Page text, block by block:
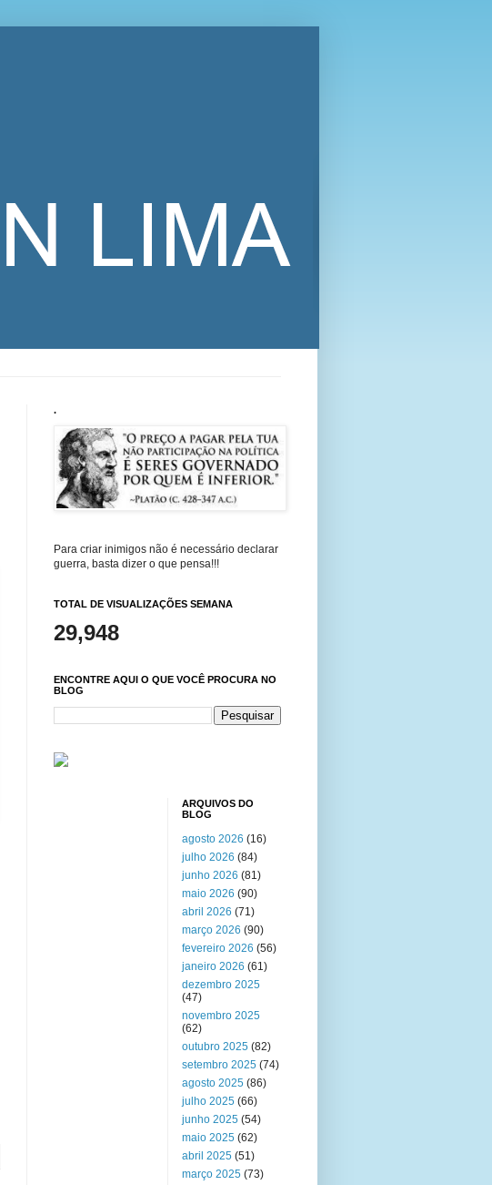
.
Para criar inimigos não é necessário declarar
guerra, basta dizer o que pensa!!!
TOTAL DE VISUALIZAÇÕES SEMANA
29,948
ENCONTRE AQUI O QUE VOCÊ PROCURA NO
BLOG
ARQUIVOS DO
BLOG
agosto 2026 (16)
julho 2026 (84)
junho 2026 (81)
maio 2026 (90)
abril 2026 (71)
março 2026 (90)
fevereiro 2026 (56)
janeiro 2026 (61)
dezembro 2025
(47)
novembro 2025
(62)
outubro 2025 (82)
setembro 2025 (74)
agosto 2025 (86)
julho 2025 (66)
junho 2025 (54)
maio 2025 (62)
abril 2025 (51)
março 2025 (73)